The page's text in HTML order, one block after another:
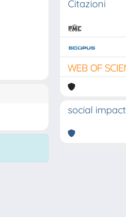
Citazioni
social impact